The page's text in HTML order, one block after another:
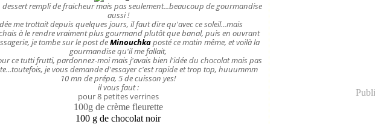
dessert rempli de fraicheur mais pas seulement...beaucoup de gourmandise
aussi !
me trottait depuis quelques jours, il faut dire qu'avec ce soleil...mais
à le rendre vraiment plus gourmand plutôt que banal, puis en ouvrant
je tombe sur le post deMinouchkaposté ce matin même, et voilà la
gourmandise qu'il me fallait,
ce tutti frutti, pardonnez-moi mais j'avais bien l'idée du chocolat mais pas
je vous demande d'essayer c'est rapide et trop top, huuummm
10 mn de prépa, 5 de cuisson yes!
il vous faut :
pour 8 petites verrines
100g de crème fleurette
100 g de chocolat noir